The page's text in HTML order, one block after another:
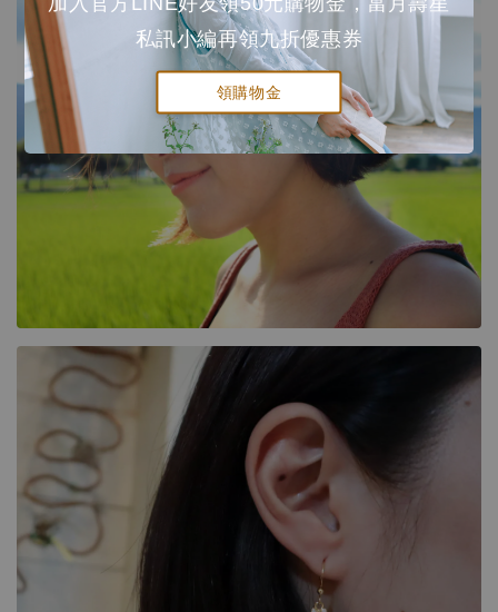
私訊小編再領九折優惠券
領購物金